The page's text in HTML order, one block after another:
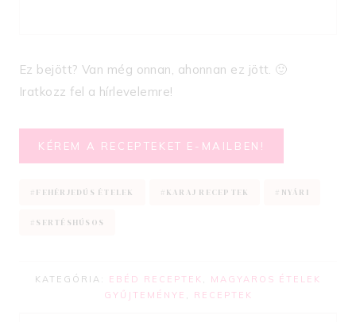
Ez bejött? Van még onnan, ahonnan ez jött. 🙂
Iratkozz fel a hírlevelemre!
KÉREM A RECEPTEKET E-MAILBEN!
# FEHÉRJEDÚS ÉTELEK # KARAJ RECEPTEK # NYÁRI
# SERTÉSHÚSOS
KATEGÓRIA: EBÉD RECEPTEK , MAGYAROS ÉTELEK
GYŰJTEMÉNYE , RECEPTEK